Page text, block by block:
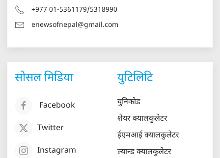
+977 01-5361179/5318990
enewsofnepal@gmail.com
सोसल मिडिया
Facebook
Twitter
Instagram
युटिलिटि
युनिकोड
शेयर क्यालकुलेटर
ईएमआई क्यालकुलेटर
ल्यान्ड क्यालकुलेटर